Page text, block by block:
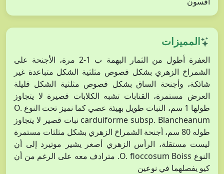
المميزات
العفرة أطول من الثمار البهمة ب 1-2 مرة، الأجنحة على
الشمراخ الزهري بشكل فصوص مثلثية الشكل متباعدة غير
شائكة، وأجنحة الساق بشكل فصوص مثلثية الشكل قليلة
العرض مستمرة، القنابات تشبه الكلابات قصيرة لا يتجاوز
طولها 1 سم، النبات طويل بهيئة عصي كما نميز تحت النوع O.
carduiforme subsp. Blancheanum نبات قصير لا يتجاوز
طوله 80 سم، أجنحة الشمراخ الزهري بشكل مثلثات مستمرة
ليست مستقلة، الرأس الزهري أصغر يشير موتيرد إلى أن
النوع O. floccosum Boiss. مترادف معه على الرغم من أن
كيو يفصلهما في نوعين